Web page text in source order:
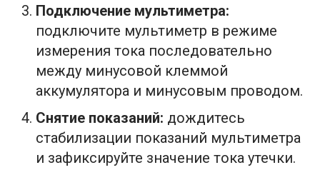
Подключение мультиметра:
подключите мультиметр в режиме
измерения тока последовательно
между минусовой клеммой
аккумулятора и минусовым проводом.
Снятие показаний: дождитесь
стабилизации показаний мультиметра
и зафиксируйте значение тока утечки.